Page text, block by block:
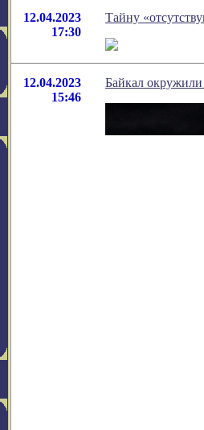
12.04.2023
17:30
Тайну
12.04.2023
15:46
Байкал окружили